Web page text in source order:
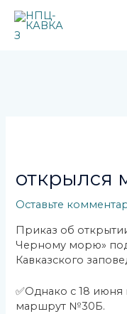
содержимому
открылся
Оставьте
Приказ об
Черному морю»
Кавказского
✅Однако с 18 июня
маршрут №30Б.